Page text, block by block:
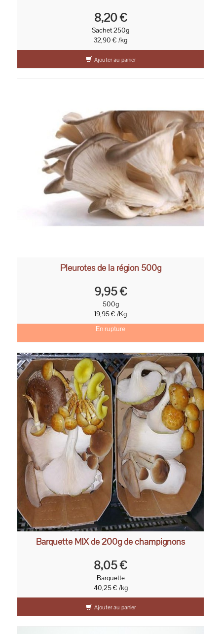
8,20 €
Sachet 250g
32,90 € /kg
Ajouter au panier
Pleurotes de la région 500g
9,95 €
500g
19,95 € /Kg
En rupture
Barquette MIX de 200g de champignons
8,05 €
Barquette
40,25 € /kg
Ajouter au panier